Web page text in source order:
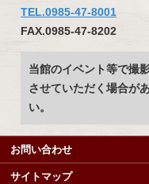
TEL.0985-47-8001
FAX.0985-47-8202
当館のイベント等で撮
させていただく場合が
い。
お問い合わせ
サイトマップ